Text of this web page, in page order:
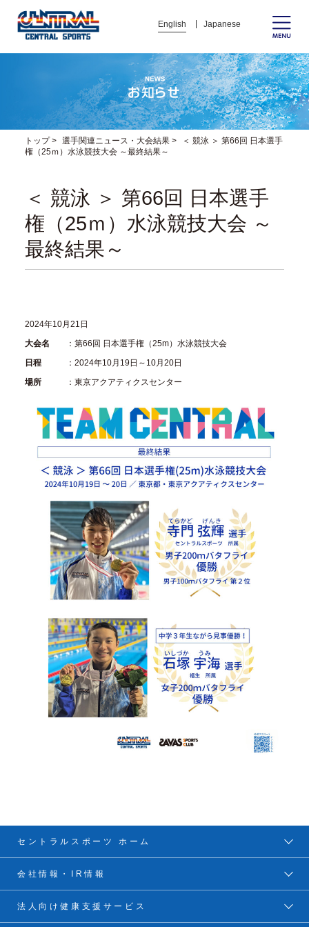
English Japanese
トップ> 選手関連ニュース・大会結果>
＜ 競泳 ＞ 第66回 日本選手
権（25ｍ）水泳競技大会 ～最終結果～
＜ 競泳 ＞ 第66回 日本選手
権（25ｍ）水泳競技大会 ～
最終結果～
2024年10月21日
大会名
：第66回 日本選手権（25m）水泳競技大会
日程
：2024年10月19日～10月20日
場所
：東京アクアティクスセンター
セントラルスポーツ ホーム
会社情報・IR情報
法人向け健康支援サービス